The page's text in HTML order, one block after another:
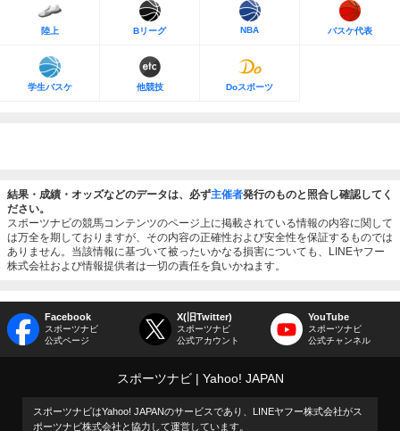
陸上 Bリーグ NBA バスケ代表
学生バスケ 他競技 Doスポーツ
結果・成績・オッズなどのデータは、必ず主催者発行のものと照合し確認してく
ださい。
スポーツナビの競馬コンテンツのページ上に掲載されている情報の内容に関して
は万全を期しておりますが、その内容の正確性および安全性を保証するものでは
ありません。当該情報に基づいて被ったいかなる損害についても、LINEヤフー
株式会社および情報提供者は一切の責任を負いかねます。
Facebook
スポーツナビ
公式ページ
X(旧Twitter)
スポーツナビ
公式アカウント
YouTube
スポーツナビ
公式チャンネル
スポーツナビ Yahoo! JAPAN
スポーツナビはYahoo! JAPANのサービスであり、LINEヤフー株式会社がス
ポーツナビ株式会社と協力して運営しています。